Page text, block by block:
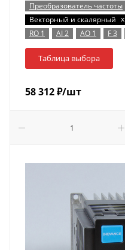
Преобразователь частоты
Векторный и скалярный x
RO 1
AI 2 AO 1 F 3
Таблица выбора
58 312₽/шт